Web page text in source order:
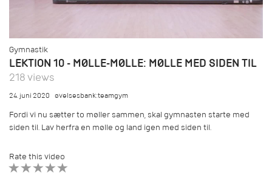
Gymnastik
LEKTION 10 - MØLLE-MØLLE: MØLLE MED SIDEN TIL
218 views
24. juni 2020 øvelsesbank:teamgym
Fordi vi nu sætter to møller sammen, skal gymnasten starte med
siden til. Lav herfra en mølle og land igen med siden til.
Rate this video